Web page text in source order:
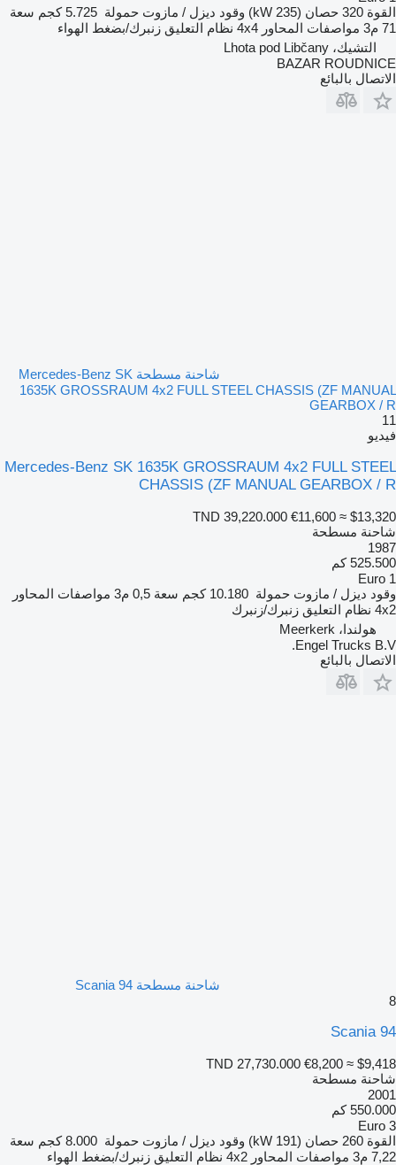
القوة 320 حصان (235 kW) وقود ديزل / مازوت حمولة 5.725 كجم
سعة
71 م3
مواصفات المحاور 4x4 نظام التعليق زنبرك/بضغط الهواء
التشيك، Lhota pod Libčany
BAZAR ROUDNICE
الاتصال بالبائع
شاحنة مسطحة Mercedes-Benz SK
1635K GROSSRAUM 4x2 FULL STEEL CHASSIS (ZF MANUAL
GEARBOX / R
11
فيديو
Mercedes-Benz SK 1635K GROSSRAUM 4x2 FULL STEEL
CHASSIS (ZF MANUAL GEARBOX / R
TND 39,220.000 €11,600 ≈ $13,320
شاحنة مسطحة
1987
525.500 كم
Euro 1
وقود ديزل / مازوت حمولة 10.180 كجم سعة 0,5 م3
مواصفات المحاور
4x2 نظام التعليق زنبرك/زنبرك
هولندا، Meerkerk
Engel Trucks B.V.
الاتصال بالبائع
شاحنة مسطحة Scania 94
8
Scania 94
TND 27,730.000 €8,200 ≈ $9,418
شاحنة مسطحة
2001
550.000 كم
Euro 3
القوة 260 حصان (191 kW) وقود ديزل / مازوت حمولة 8.000 كجم
سعة
7,22 م3
مواصفات المحاور 4x2 نظام التعليق زنبرك/بضغط الهواء